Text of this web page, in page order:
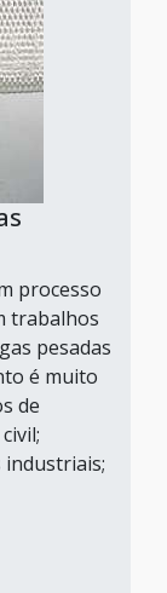
processo
trabalhos
pesadas
é muito
de
industriais;